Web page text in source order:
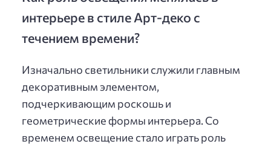
интерьере в стиле Арт-деко с
течением времени?
Изначально светильники служили главным
декоративным элементом,
подчеркивающим роскошь и
геометрические формы интерьера. Со
временем освещение стало играть роль